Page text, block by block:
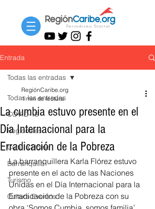
Entrada
Todas las entradas
COVID-19
Regionales
Cultura Home
Barranquilla
Turismo
Cultura Eventos
Todas las entradas
La cumbia estuvo presente en el
Día Internacional para la
Erradicación de la Pobreza
RegiónCaribe.org
1 min de lectura
La barranquillera Karla Flórez estuvo
presente en el acto de las Naciones
Unidas en el Día Internacional para la
Erradicación de la Pobreza con su